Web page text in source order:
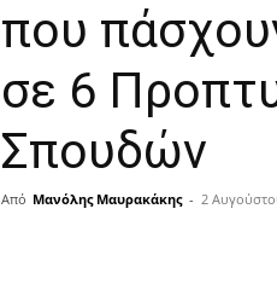
που
σε 6
Σπουδών
Από Μανόλης Μαυρακάκης - 2